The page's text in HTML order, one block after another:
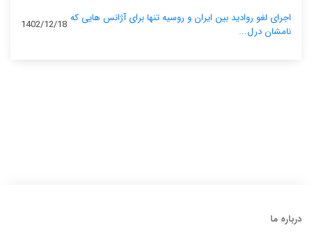
اجرای لغو روادید بین ایران و روسیه تنها برای آژانس‌ هایی که
نامشان درل...
1402/12/18
درباره ما